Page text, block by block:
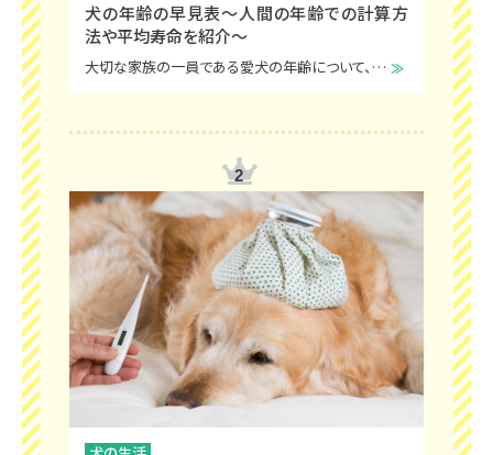
犬の年齢の早見表～人間の年齢での計算方
法や平均寿命を紹介～
大切な家族の一員である愛犬の年齢について、「人間でいえば何歳なんだろう」と気になる飼い主の方は多いのではないでしょうか。